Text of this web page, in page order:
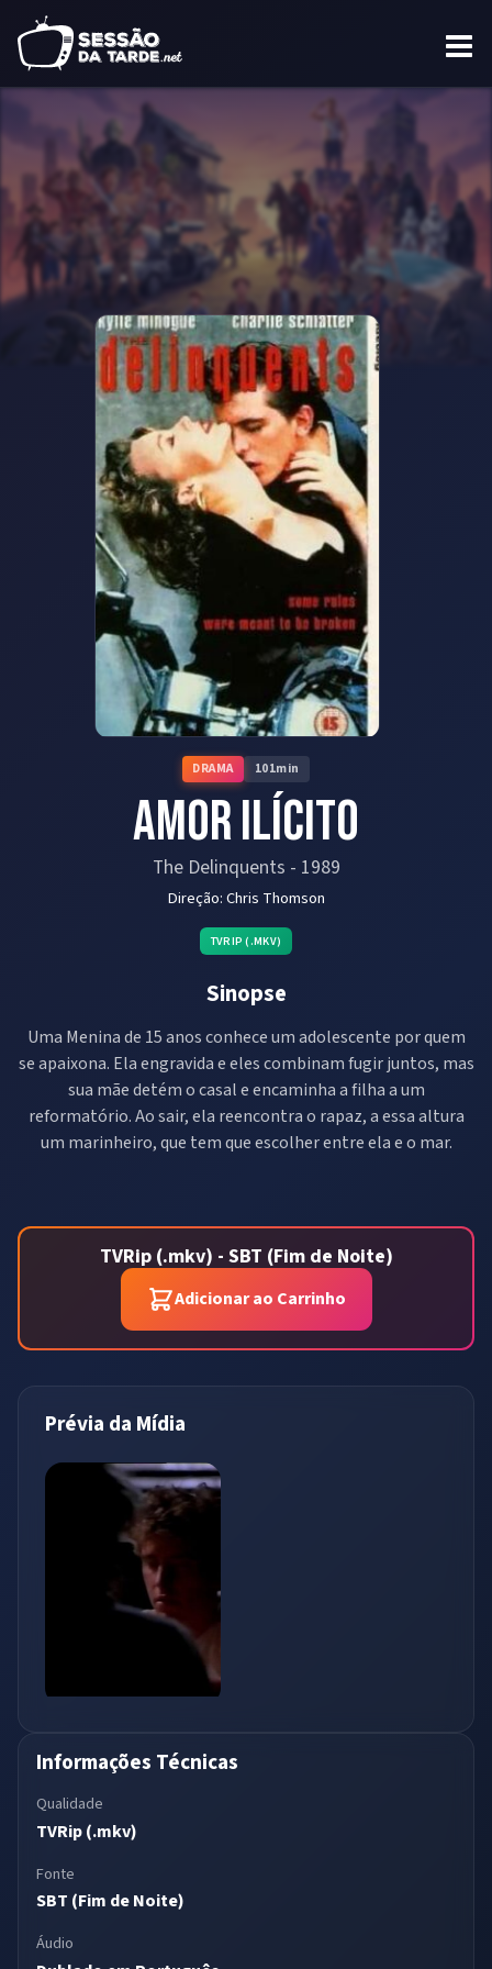
DRAMA 101min
Amor Ilícito
The Delinquents - 1989
Direção:Chris Thomson
TVRIP (.MKV)
Sinopse
Uma Menina de 15 anos conhece um adolescente por quem
se apaixona. Ela engravida e eles combinam fugir juntos, mas
sua mãe detém o casal e encaminha a filha a um
reformatório. Ao sair, ela reencontra o rapaz, a essa altura
um marinheiro, que tem que escolher entre ela e o mar.
TVRip (.mkv) - SBT (Fim de Noite)
Adicionar ao Carrinho
Prévia da Mídia
Informações Técnicas
Qualidade
TVRip (.mkv)
Fonte
SBT (Fim de Noite)
Áudio